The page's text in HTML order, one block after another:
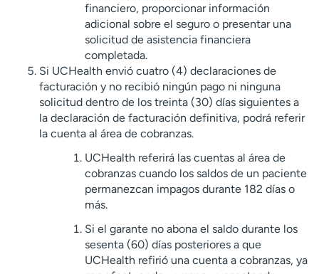
financiero, proporcionar información
adicional sobre el seguro o presentar una
solicitud de asistencia financiera
completada.
Si UCHealth envió cuatro (4) declaraciones de
facturación y no recibió ningún pago ni ninguna
solicitud dentro de los treinta (30) días siguientes a
la declaración de facturación definitiva, podrá referir
la cuenta al área de cobranzas.
UCHealth referirá las cuentas al área de
cobranzas cuando los saldos de un paciente
permanezcan impagos durante 182 días o
más.
Si el garante no abona el saldo durante los
sesenta (60) días posteriores a que
UCHealth refirió una cuenta a cobranzas, ya